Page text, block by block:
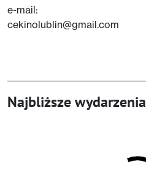
e-mail:
cekinolublin@gmail.com
Najbliższe wydarzenia